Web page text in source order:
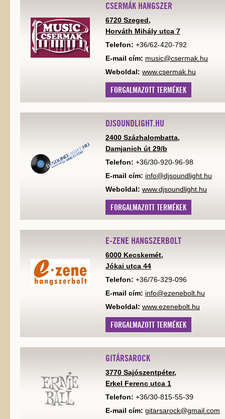
CSERMÁK HANGSZER
6720 Szeged,
Horváth Mihály utca 7
Telefon: +36/62-420-792
E-mail cím: music@csermak.hu
Weboldal: www.csermak.hu
FORGALMAZOTT TERMÉKEK
DJSOUNDLIGHT.HU
2400 Százhalombatta,
Damjanich út 29/b
Telefon: +36/30-920-96-98
E-mail cím: info@djsoundlight.hu
Weboldal: www.djsoundlight.hu
FORGALMAZOTT TERMÉKEK
E-ZENE HANGSZERBOLT
6000 Kecskemét,
Jókai utca 44
Telefon: +36/76-329-096
E-mail cím: info@ezenebolt.hu
Weboldal: www.ezenebolt.hu
FORGALMAZOTT TERMÉKEK
GITÁRSAROCK
3770 Sajószentpéter,
Erkel Ferenc utca 1
Telefon: +36/30-815-55-39
E-mail cím: gitarsarock@gmail.com